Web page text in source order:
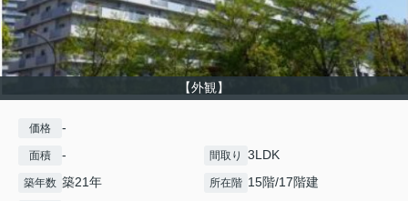
【外観】
価格 -
面積 - 間取り 3LDK
築年数 築21年 所在階 15階/17階建